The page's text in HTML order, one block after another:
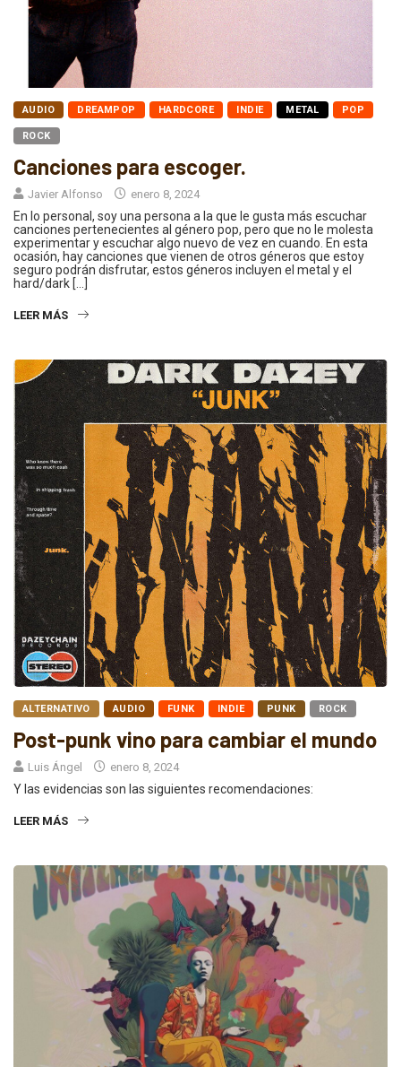
AUDIO DREAMPOP HARDCORE INDIE METAL POP
ROCK
Canciones para escoger.
Javier Alfonso enero 8, 2024
En lo personal, soy una persona a la que le gusta más escuchar
canciones pertenecientes al género pop, pero que no le molesta
experimentar y escuchar algo nuevo de vez en cuando. En esta
ocasión, hay canciones que vienen de otros géneros que estoy
seguro podrán disfrutar, estos géneros incluyen el metal y el
hard/dark […]
LEER MÁS
ALTERNATIVO AUDIO FUNK INDIE PUNK ROCK
Post-punk vino para cambiar el mundo
Luis Ángel enero 8, 2024
Y las evidencias son las siguientes recomendaciones:
LEER MÁS